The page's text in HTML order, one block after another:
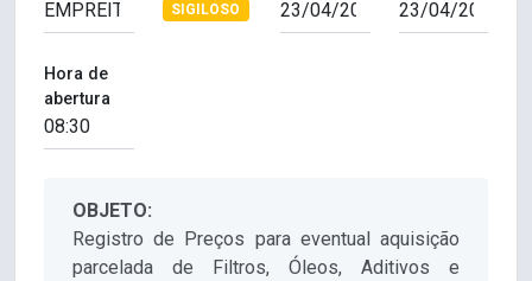
SIGILOSO
Hora de
abertura
OBJETO:
Registro de Preços para eventual aquisição
parcelada de Filtros, Óleos, Aditivos e